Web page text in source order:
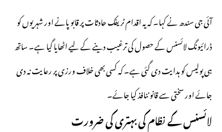
آئی جی سندھ نے کہا۔ کہ یہ اقدام ٹریفک حادثات پر قابو پانے اور شہریوں کو
ڈرائیونگ لائسنس کے حصول کی ترغیب دینے کے لیے اٹھایا گیا ہے۔ ساتھ
ہی پولیس کو ہدایت دی گئی ہے۔ کہ کسی بھی خلاف ورزی پر رعایت نہ دی
جائے اور سختی سے قانو ننافذ کیا جائے۔
لائسنس کے نظام کی بہتری کی ضرورت